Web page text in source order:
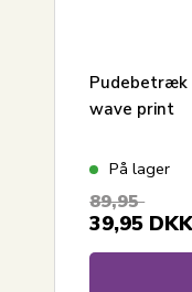
Pudebetræk
wave print
På lager
89,95
39,95